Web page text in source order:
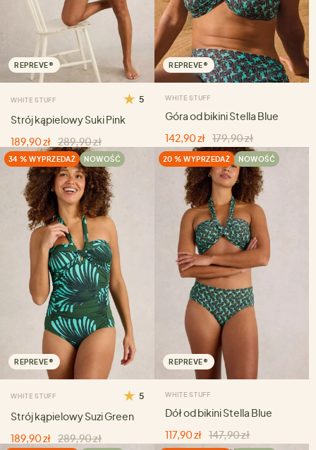
REPREVE®
WHITE STUFF 5
Strój kąpielowy Suki Pink
189,90 zł 289,90 zł
REPREVE®
WHITE STUFF
Góra od bikini Stella Blue
142,90 zł 179,90 zł
34 % WYPRZEDAŻ NOWOŚĆ
REPREVE®
WHITE STUFF 5
Strój kąpielowy Suzi Green
189,90 zł 289,90 zł
20 % WYPRZEDAŻ NOWOŚĆ
REPREVE®
WHITE STUFF
Dół od bikini Stella Blue
117,90 zł 147,90 zł